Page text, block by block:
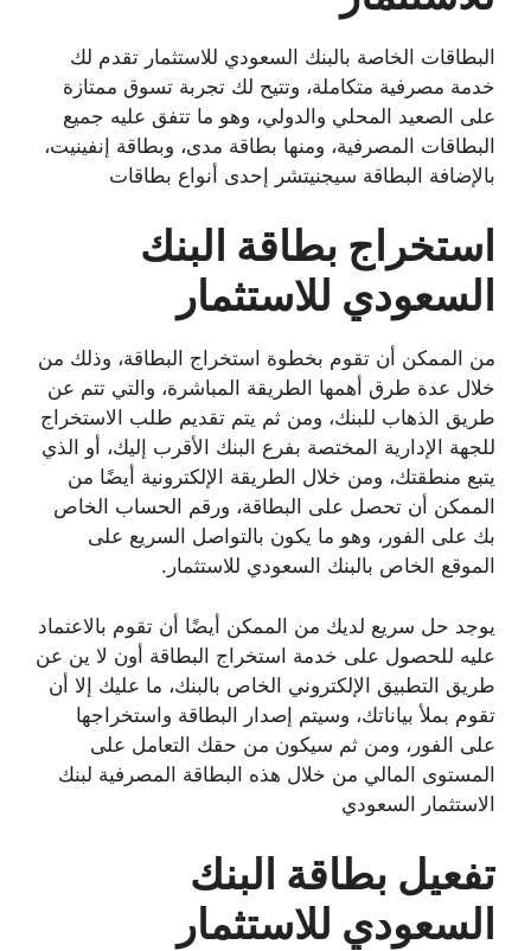
البطاقات الخاصة بالبنك السعودي للاستثمار تقدم لك
خدمة مصرفية متكاملة، وتتيح لك تجربة تسوق ممتازة
على الصعيد المحلي والدولي، وهو ما تتفق عليه جميع
البطاقات المصرفية، ومنها بطاقة مدى، وبطاقة إنفينيت،
بالإضافة البطاقة سيجنيتشر إحدى أنواع بطاقات
استخراج بطاقة البنك
السعودي للاستثمار
من الممكن أن تقوم بخطوة استخراج البطاقة، وذلك من
خلال عدة طرق أهمها الطريقة المباشرة، والتي تتم عن
طريق الذهاب للبنك، ومن ثم يتم تقديم طلب الاستخراج
للجهة الإدارية المختصة بفرع البنك الأقرب إليك، أو الذي
يتبع منطقتك، ومن خلال الطريقة الإلكترونية أيضًا من
الممكن أن تحصل على البطاقة، ورقم الحساب الخاص
بك على الفور، وهو ما يكون بالتواصل السريع على
الموقع الخاص بالبنك السعودي للاستثمار.
يوجد حل سريع لديك من الممكن أيضًا أن تقوم بالاعتماد
عليه للحصول على خدمة استخراج البطاقة أون لا ين عن
طريق التطبيق الإلكتروني الخاص بالبنك، ما عليك إلا أن
تقوم بملأ بياناتك، وسيتم إصدار البطاقة واستخراجها
على الفور، ومن ثم سيكون من حقك التعامل على
المستوى المالي من خلال هذه البطاقة المصرفية لبنك
الاستثمار السعودي
تفعيل بطاقة البنك
السعودي للاستثمار